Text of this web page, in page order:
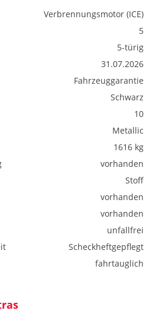
Verbrennungsmotor (ICE)
5
5-türig
31.07.2026
Fahrzeuggarantie
Schwarz
10
Metallic
1616 kg
vorhanden
Stoff
vorhanden
vorhanden
unfallfrei
Scheckheftgepflegt
fahrtauglich